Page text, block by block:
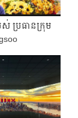
ប្រធានក្រុម